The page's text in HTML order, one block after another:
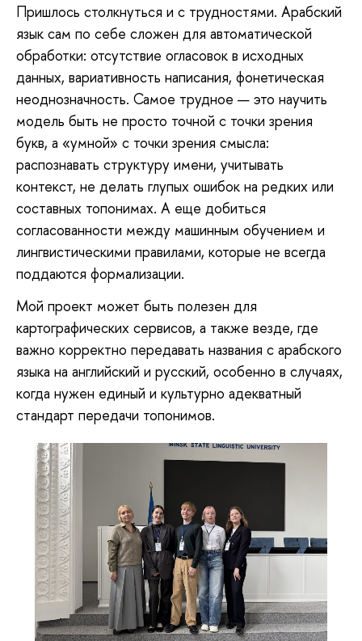
Пришлось столкнуться и с трудностями. Арабский
язык сам по себе сложен для автоматической
обработки: отсутствие огласовок в исходных
данных, вариативность написания, фонетическая
неоднозначность. Самое трудное — это научить
модель быть не просто точной с точки зрения
букв, а «умной» с точки зрения смысла:
распознавать структуру имени, учитывать
контекст, не делать глупых ошибок на редких или
составных топонимах. А еще добиться
согласованности между машинным обучением и
лингвистическими правилами, которые не всегда
поддаются формализации.
Мой проект может быть полезен для
картографических сервисов, а также везде, где
важно корректно передавать названия с арабского
языка на английский и русский, особенно в случаях,
когда нужен единый и культурно адекватный
стандарт передачи топонимов.